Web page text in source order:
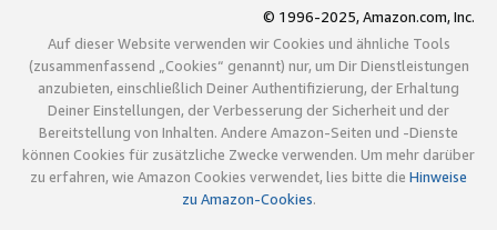
© 1996-2025, Amazon.com, Inc.
Auf dieser Website verwenden wir Cookies und ähnliche Tools
(zusammenfassend „Cookies“ genannt) nur, um Dir Dienstleistungen
anzubieten, einschließlich Deiner Authentifizierung, der Erhaltung
Deiner Einstellungen, der Verbesserung der Sicherheit und der
Bereitstellung von Inhalten. Andere Amazon-Seiten und -Dienste
können Cookies für zusätzliche Zwecke verwenden. Um mehr darüber
zu erfahren, wie Amazon Cookies verwendet, lies bitte die Hinweise
zu Amazon-Cookies.